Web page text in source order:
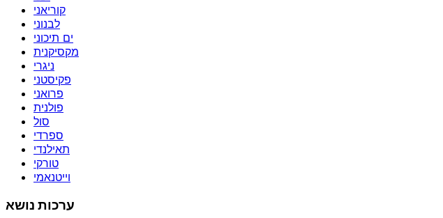
קוריאני
לבנוני
ים תיכוני
מקסיקנית
ניגרי
פקיסטני
פרואני
פולנית
סול
ספרדי
תאילנדי
טורקי
וייטנאמי
ערכות נושא